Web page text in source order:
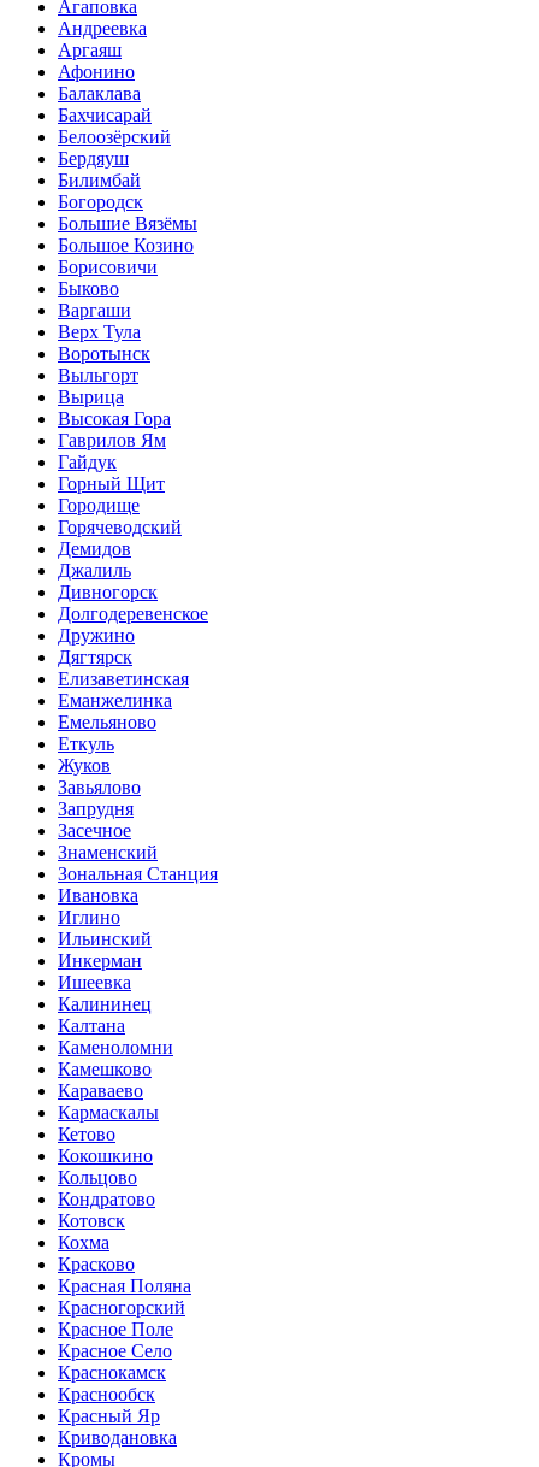
Агаповка
Андреевка
Аргаяш
Афонино
Балаклава
Бахчисарай
Белоозёрский
Бердяуш
Билимбай
Богородск
Большие Вязёмы
Большое Козино
Борисовичи
Быково
Варгаши
Верх Тула
Воротынск
Выльгорт
Вырица
Высокая Гора
Гаврилов Ям
Гайдук
Горный Щит
Городище
Горячеводский
Демидов
Джалиль
Дивногорск
Долгодеревенское
Дружино
Дягтярск
Елизаветинская
Еманжелинка
Емельяново
Еткуль
Жуков
Завьялово
Запрудня
Засечное
Знаменский
Зональная Станция
Ивановка
Иглино
Ильинский
Инкерман
Ишеевка
Калининец
Калтана
Каменоломни
Камешково
Караваево
Кармаскалы
Кетово
Кокошкино
Кольцово
Кондратово
Котовск
Кохма
Красково
Красная Поляна
Красногорский
Красное Поле
Красное Село
Краснокамск
Краснообск
Красный Яр
Криводановка
Кромы